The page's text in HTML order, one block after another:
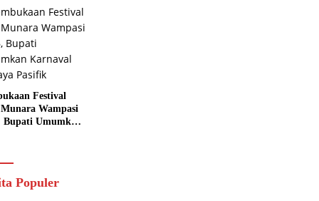
Festival
Wampasi
Bupati Umumkan
Populer